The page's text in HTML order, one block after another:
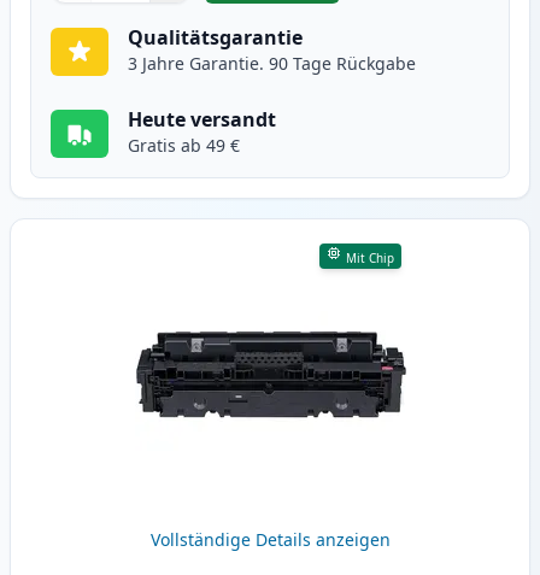
Qualitätsgarantie
3 Jahre Garantie. 90 Tage Rückgabe
Heute versandt
Gratis ab 49 €
Mit Chip
Vollständige Details anzeigen